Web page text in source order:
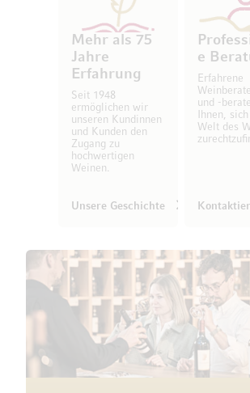
Mehr als 75
Jahre
Erfahrung
Seit 1948
ermöglichen wir
unseren Kundinnen
und Kunden den
Zugang zu
hochwertigen
Weinen.
Unsere Geschichte
e
Erfahrene
und -
Ihnen,
Welt des